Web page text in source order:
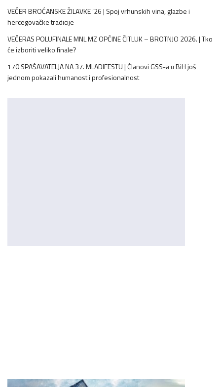
VEČER BROĆANSKE ŽILAVKE ’26 | Spoj vrhunskih vina, glazbe i
hercegovačke tradicije
VEČERAS POLUFINALE MNL MZ OPĆINE ČITLUK – BROTNJO 2026. | Tko
će izboriti veliko finale?
170 SPAŠAVATELJA NA 37. MLADIFESTU | Članovi GSS-a u BiH još
jednom pokazali humanost i profesionalnost